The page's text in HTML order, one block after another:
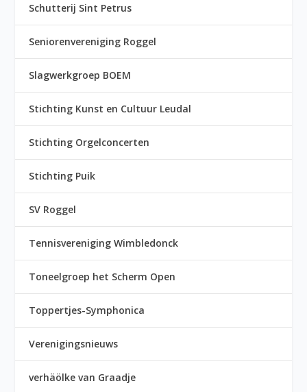
Schutterij Sint Petrus
Seniorenvereniging Roggel
Slagwerkgroep BOEM
Stichting Kunst en Cultuur Leudal
Stichting Orgelconcerten
Stichting Puik
SV Roggel
Tennisvereniging Wimbledonck
Toneelgroep het Scherm Open
Toppertjes-Symphonica
Verenigingsnieuws
verhäölke van Graadje